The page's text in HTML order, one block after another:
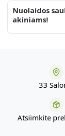
Nuolaidos
akiniams!
33
Atsiimkite